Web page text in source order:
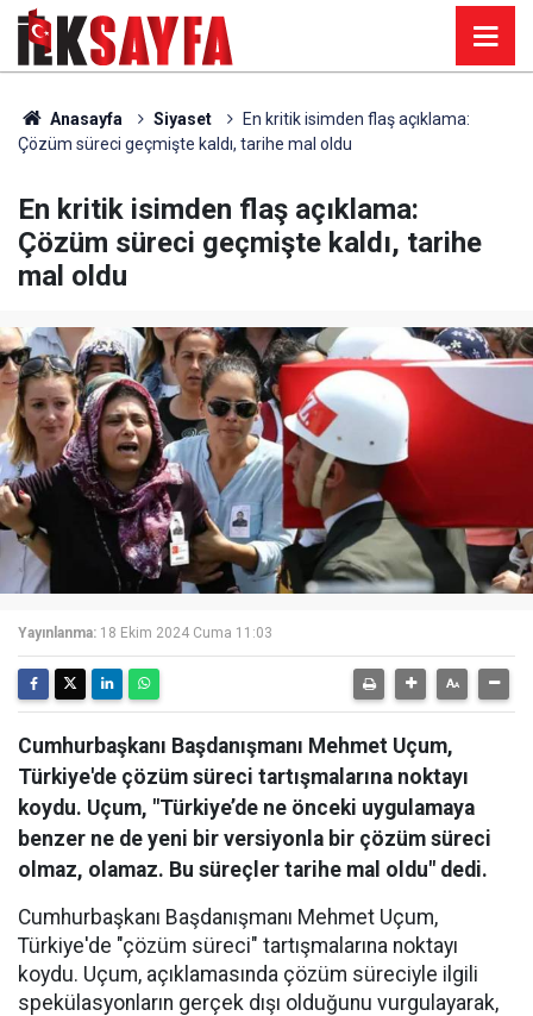
Anasayfa Siyaset
En kritik isimden flaş açıklama:
Çözüm süreci geçmişte kaldı, tarihe mal oldu
En kritik isimden flaş açıklama:
Çözüm süreci geçmişte kaldı, tarihe
mal oldu
Yayınlanma: 18 Ekim 2024 Cuma 11:03
Cumhurbaşkanı Başdanışmanı Mehmet Uçum,
Türkiye'de çözüm süreci tartışmalarına noktayı
koydu. Uçum, "Türkiye’de ne önceki uygulamaya
benzer ne de yeni bir versiyonla bir çözüm süreci
olmaz, olamaz. Bu süreçler tarihe mal oldu" dedi.
Cumhurbaşkanı Başdanışmanı Mehmet Uçum,
Türkiye'de "çözüm süreci" tartışmalarına noktayı
koydu. Uçum, açıklamasında çözüm süreciyle ilgili
spekülasyonların gerçek dışı olduğunu vurgulayarak,